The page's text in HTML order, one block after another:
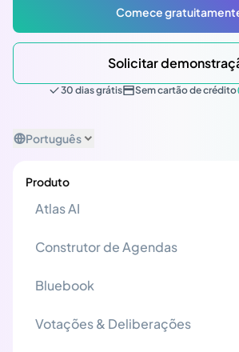
Comece
Solicitar
30 dias grátis Sem cartão de crédito
Português
Produto
Atlas AI
Construtor de Agendas
Bluebook
Votações & Deliberações